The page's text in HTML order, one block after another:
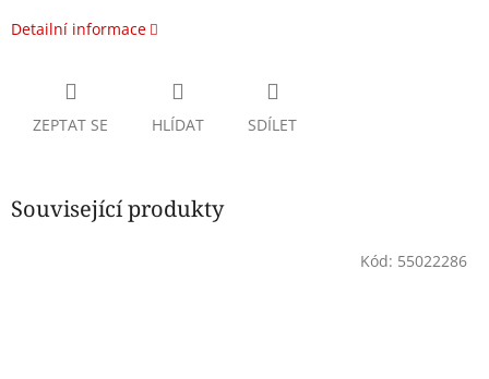
Detailní informace
ZEPTAT SE HLÍDAT SDÍLET
Související produkty
Kód: 55022286